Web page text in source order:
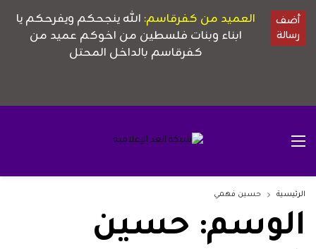
الرئيسية حسين فهمي
الوسم: حسين